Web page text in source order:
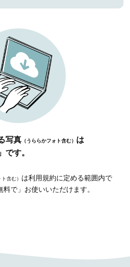
写真 （うららかフォト含む） は
す。
含む） は利用規約に定める範囲内で
で」お使いいただけます。